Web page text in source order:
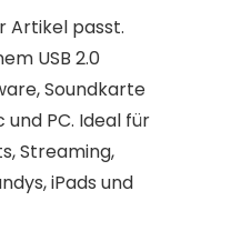
Artikel passt.
USB 2.0
Soundkarte
PC. Ideal für
Streaming,
iPads und